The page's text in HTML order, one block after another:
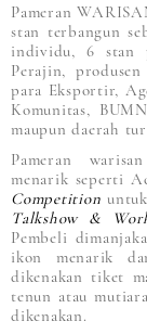
Pameran
stan terbangun
individu, 6 stan
Perajin,
para Eksportir,
Komunitas,
maupun daerah
Pameran
menarik seperti
Competition
Talkshow &
Pembeli
ikon menarik
dikenakan tiket
tenun atau
dikenakan.